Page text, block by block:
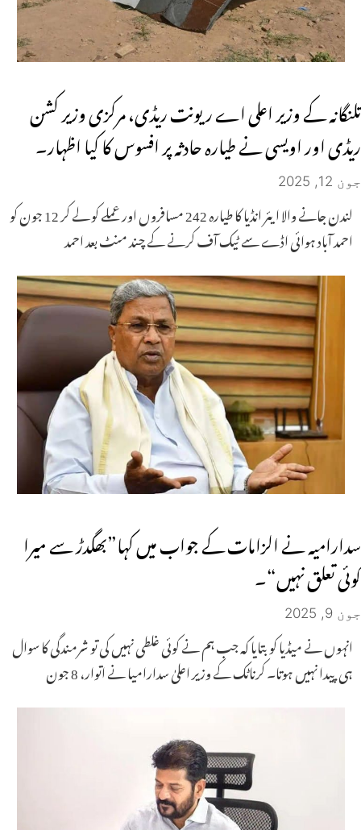
تلنگانہ کے وزیر اعلی اے ریونت ریڈی، مرکزی وزیر کشن
ریڈی اور اویسی نے طیارہ حادثہ پر افسوس کا کیا اظہار۔
جون 12, 2025
لندن جانے والا ایئر انڈیا کا طیارہ 242 مسافروں اور عملے کو لے کر 12 جون کو
احمد آباد ہوائی اڈے سے ٹیک آف کرنے کے چند منٹ بعد احمد
سدارامیہ نے الزامات کے جواب میں کہا”بھگدڑ سے میرا
کوئی تعلق نہیں“۔
جون 9, 2025
انہوں نے میڈیا کو بتایا کہ جب ہم نے کوئی غلطی نہیں کی تو شرمندگی کا سوال
ہی پیدا نہیں ہوتا۔ کرناٹک کے وزیر اعلیٰ سدارامیا نے اتوار، 8 جون